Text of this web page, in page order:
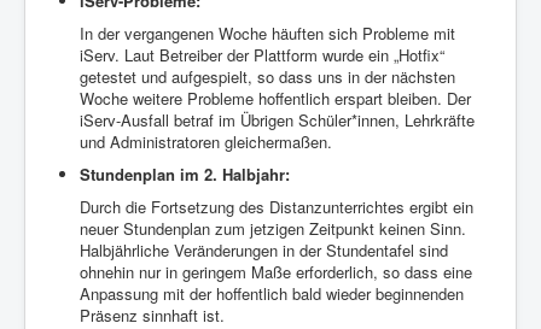
In der vergangenen Woche häuften sich Probleme mit
iServ. Laut Betreiber der Plattform wurde ein „Hotfix“
getestet und aufgespielt, so dass uns in der nächsten
Woche weitere Probleme hoffentlich erspart bleiben. Der
iServ-Ausfall betraf im Übrigen Schüler*innen, Lehrkräfte
und Administratoren gleichermaßen.
Stundenplan im 2. Halbjahr:
Durch die Fortsetzung des Distanzunterrichtes ergibt ein
neuer Stundenplan zum jetzigen Zeitpunkt keinen Sinn.
Halbjährliche Veränderungen in der Stundentafel sind
ohnehin nur in geringem Maße erforderlich, so dass eine
Anpassung mit der hoffentlich bald wieder beginnenden
Präsenz sinnhaft ist.